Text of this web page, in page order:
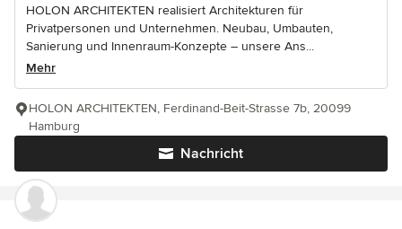
HOLON ARCHITEKTEN realisiert Architekturen für
Privatpersonen und Unternehmen. Neubau, Umbauten,
Sanierung und Innenraum-Konzepte – unsere Ans...
Mehr
Nachricht
HOLON ARCHITEKTEN, Ferdinand-Beit-Strasse 7b, 20099
Hamburg